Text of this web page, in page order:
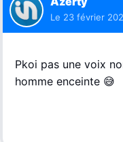
Le 23 février
Pkoi pas une voix
homme enceinte 😅